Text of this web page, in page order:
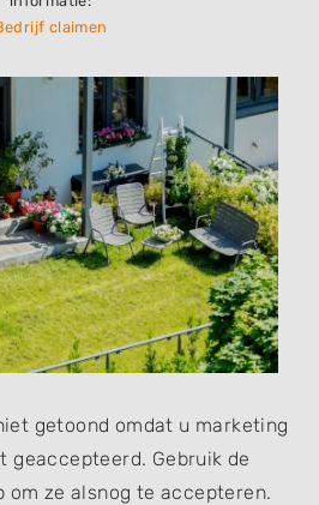
claimen
getoond omdat u marketing
geaccepteerd. Gebruik de
om ze alsnog te accepteren.